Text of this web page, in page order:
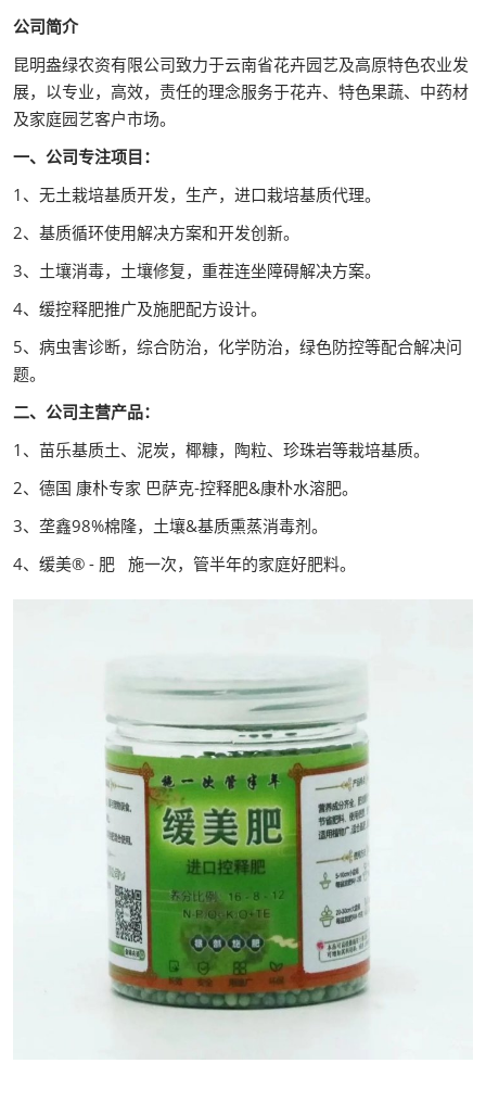
公司简介
昆明盎绿农资有限公司致力于云南省花卉园艺及高原特色农业发
展，以专业，高效，责任的理念服务于花卉、特色果蔬、中药材
及家庭园艺客户市场。
一、公司专注项目：
1、无土栽培基质开发，生产，进口栽培基质代理。
2、基质循环使用解决方案和开发创新。
3、土壤消毒，土壤修复，重茬连坐障碍解决方案。
4、缓控释肥推广及施肥配方设计。
5、病虫害诊断，综合防治，化学防治，绿色防控等配合解决问
题。
二、公司主营产品：
1、苗乐基质土、泥炭，椰糠，陶粒、珍珠岩等栽培基质。
2、德国 康朴专家 巴萨克-控释肥&康朴水溶肥。
3、垄鑫98%棉隆，土壤&基质熏蒸消毒剂。
4、缓美® - 肥 施一次，管半年的家庭好肥料。